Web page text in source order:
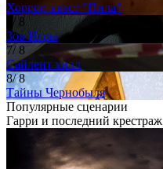
Хоррор-квест "Пила"
/ 8
Зов Игры
7/ 8
Сайлент хилл
8/ 8
Тайны Чернобыля
Популярные сценарии
Гарри и последний крестраж